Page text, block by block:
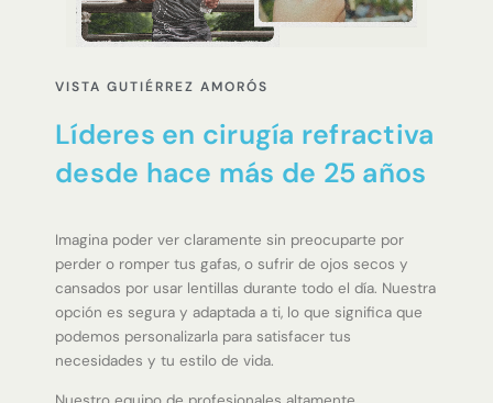
VISTA GUTIÉRREZ AMORÓS
Líderes en cirugía refractiva
desde hace más de 25 años
Imagina poder ver claramente sin preocuparte por
perder o romper tus gafas, o sufrir de ojos secos y
cansados por usar lentillas durante todo el día. Nuestra
opción es segura y adaptada a ti, lo que significa que
podemos personalizarla para satisfacer tus
necesidades y tu estilo de vida.